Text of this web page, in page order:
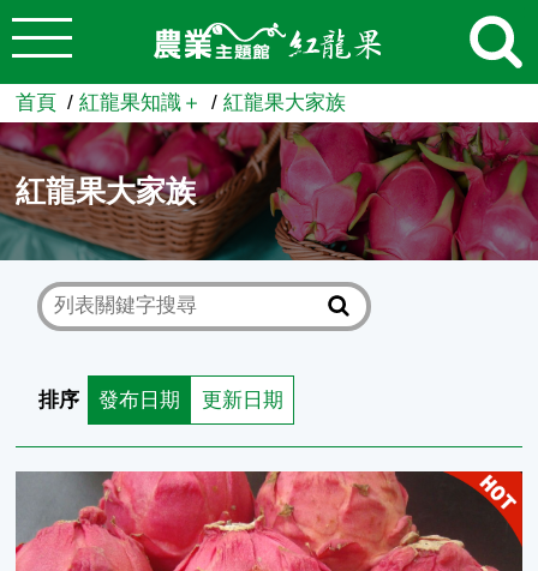
跳到主要內容
農業知識入口網
首頁 紅龍果知識＋ 紅龍果大家族
紅龍果大家族
排序 發布日期 更新日期
介紹幾種近年選育的紅龍果紅肉栽培品種